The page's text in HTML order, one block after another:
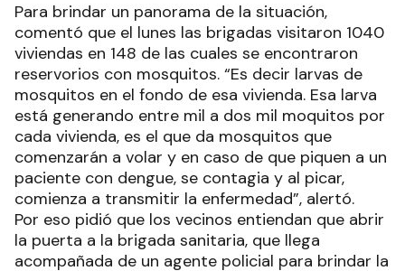
Para brindar un panorama de la situación,
comentó que el lunes las brigadas visitaron 1040
viviendas en 148 de las cuales se encontraron
reservorios con mosquitos. “Es decir larvas de
mosquitos en el fondo de esa vivienda. Esa larva
está generando entre mil a dos mil moquitos por
cada vivienda, es el que da mosquitos que
comenzarán a volar y en caso de que piquen a un
paciente con dengue, se contagia y al picar,
comienza a transmitir la enfermedad”, alertó.
Por eso pidió que los vecinos entiendan que abrir
la puerta a la brigada sanitaria, que llega
acompañada de un agente policial para brindar la